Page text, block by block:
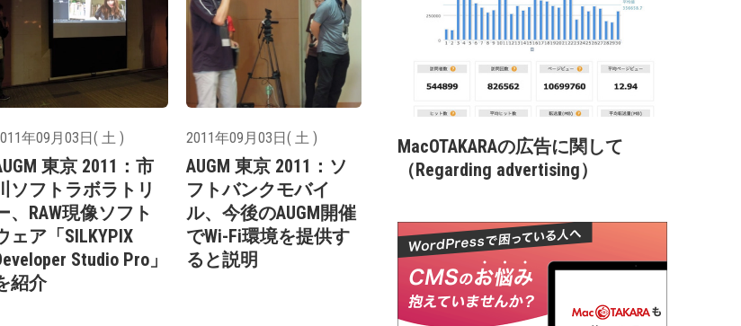
年09月03日( 土 )
東京 2011：市
ソフトラボラトリ
、RAW現像ソフト
ェア「SILKYPIX
Studio Pro」
紹介
2011年09月03日( 土 )
AUGM 東京 2011：ソ
フトバンクモバイ
ル、今後のAUGM開催
でWi-Fi環境を提供す
ると説明
MacOTAKARAの広告に関して
（Regarding advertising）